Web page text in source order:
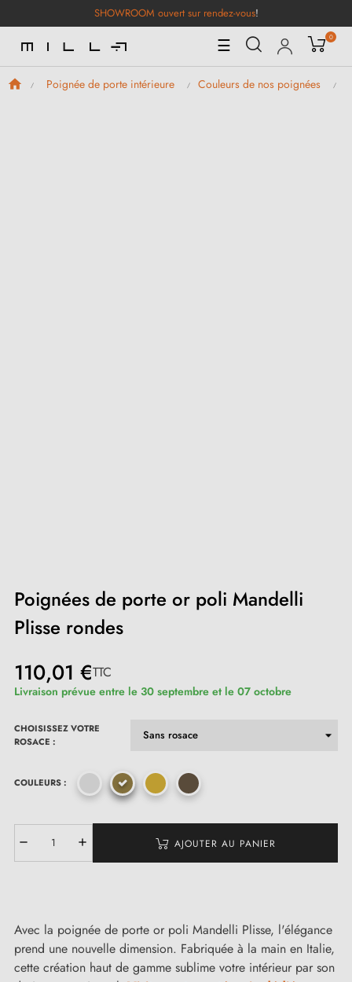
SHOWROOM ouvert sur rendez-vous!
Basculer
la
navigation
☰ 0
Poignée de porte intérieure Couleurs de nos poignées
Poignées de porte or poli Mandelli
Plisse rondes
110,01 €TTC
Livraison prévue entre le 30 septembre et le 07 octobre
CHOISISSEZ VOTRE
ROSACE :
COULEURS :
AJOUTER AU PANIER
Avec la poignée de porte or poli Mandelli Plisse, l'élégance
prend une nouvelle dimension. Fabriquée à la main en Italie,
cette création haut de gamme sublime votre intérieur par son